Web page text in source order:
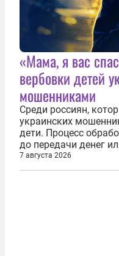
«Мама, я вас
вербовки детей
мошенниками
Среди россиян,
украинских
дети. Процесс
до передачи денег
кураторов может
нескольких
7 августа 2026